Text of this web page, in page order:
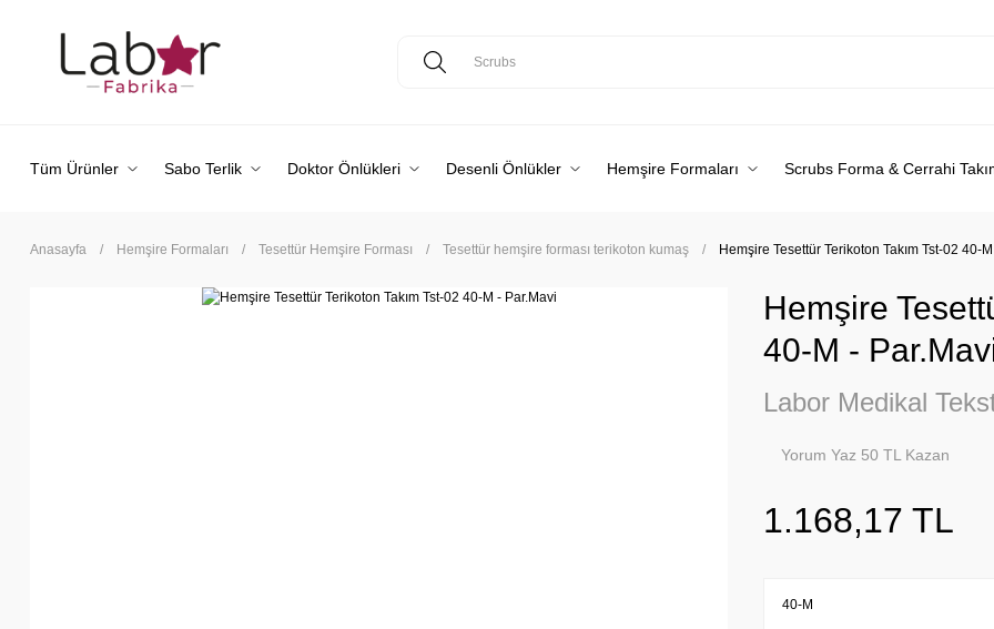
Tüm Ürünler Sabo Terlik Doktor Önlükleri Desenli Önlükler Hemşire Formaları Scrubs Forma & Cerrahi
Anasayfa Hemşire Formaları Tesettür Hemşire Forması Tesettür hemşire forması terikoton kumaş Hemşire Tesettür Terikoton Takım Tst-02 40-
Hemşire
40-M -
Labor Medikal
Yorum Yaz 50 TL Kazan
1.168,17 TL